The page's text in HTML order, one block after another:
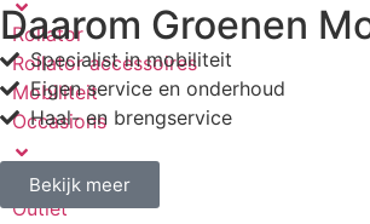
Rollator
Rollator accessoires
Mobiliteit
Occasions
Occasions
Outlet
Daarom Groenen
Specialist in mobiliteit
Eigen service en onderhoud
Haal- en brengservice
Bekijk meer